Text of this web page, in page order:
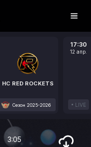
HC RED ROCKETS
Сезон 2025-2026
17:30
12 апр.
LIVE
3:05